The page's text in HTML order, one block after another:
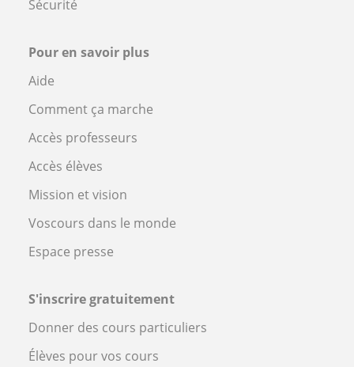
Sécurité
Pour en savoir plus
Aide
Comment ça marche
Accès professeurs
Accès élèves
Mission et vision
Voscours dans le monde
Espace presse
S'inscrire gratuitement
Donner des cours particuliers
Élèves pour vos cours